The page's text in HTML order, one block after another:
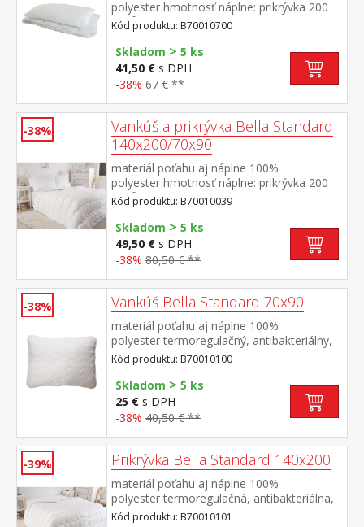
polyester hmotnosť náplne: prikrývka 200
g/m², vankúš: cca 850 g rozmery: prikrývka
140 × 200 cm, vankúš 70 × 90
cm termoregulačné, antibakteriálne,
vhodné pre alergikov prikrývka je elegantne
prešitá prateľné do 60 °C
Kód produktu: B70010700
Skladom > 5 ks
41,50 € s DPH
-38% 67 € **
-38%
Vankúš a prikrývka Bella Standard
140x200/70x90
materiál poťahu aj náplne 100%
polyester hmotnosť náplne: prikrývka 200
g/m², vankúš: cca 1000 g rozmery: prikrývka
140 × 200 cm, vankúš 70 × 90
cm termoregulačné, antibakteriálne,
vhodné pre alergikov prikrývka aj vankúš sú
elegantne prešité prateľné do 60 °C
Kód produktu: B70010039
Skladom > 5 ks
49,50 € s DPH
-38% 80,50 € **
-38% Vankúš Bella Standard 70x90
materiál poťahu aj náplne 100%
polyester termoregulačný, antibakteriálny,
vhodný pre alergikov elegantne
prešitý prateľný do 60 °C
Kód produktu: B70010100
Skladom > 5 ks
25 € s DPH
-38% 40,50 € **
-39% Prikrývka Bella Standard 140x200
materiál poťahu aj náplne 100%
polyester termoregulačná, antibakteriálna,
vhodná pre alergikov elegantne
Kód produktu: B70010101